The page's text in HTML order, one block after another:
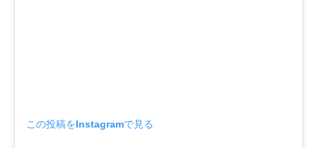
この投稿をInstagramで見る